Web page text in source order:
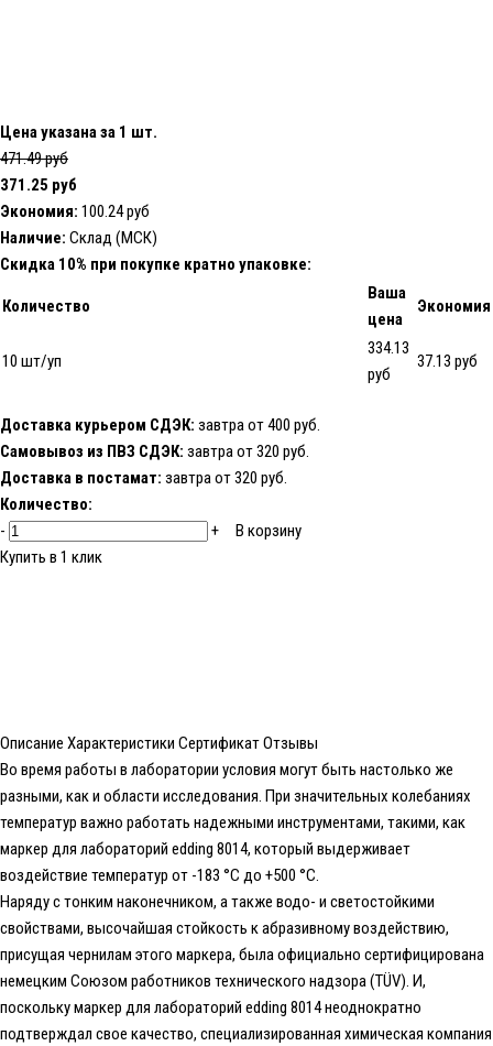
Цена указана за 1 шт.
471.49 руб
371.25 руб
Экономия: 100.24 руб
Наличие: Склад (МСК)
Скидка 10% при покупке кратно упаковке:
Количество
Ваша
цена
Экономия
10 шт/уп
334.13
руб
37.13 руб
Доставка курьером СДЭК: завтра от 400 руб.
Самовывоз из ПВЗ СДЭК: завтра от 320 руб.
Доставка в постамат: завтра от 320 руб.
Количество:
-
+
В корзину
Купить в 1 клик
Описание Характеристики СертификатОтзывы
Во время работы в лаборатории условия могут быть настолько же
разными, как и области исследования. При значительных колебаниях
температур важно работать надежными инструментами, такими, как
маркер для лабораторий edding 8014, который выдерживает
воздействие температур от -183 °C до +500 °C.
Наряду с тонким наконечником, а также водо- и светостойкими
свойствами, высочайшая стойкость к абразивному воздействию,
присущая чернилам этого маркера, была официально сертифицирована
немецким Союзом работников технического надзора (TÜV). И,
поскольку маркер для лабораторий edding 8014 неоднократно
подтверждал свое качество, специализированная химическая компания